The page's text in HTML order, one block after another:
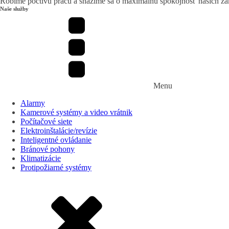
Naše služby
Menu
Alarmy
Kamerové systémy a video vrátnik
Počítačové siete
Elektroinštalácie/revízie
Inteligentné ovládanie
Bránové pohony
Klimatizácie
Protipožiarné systémy